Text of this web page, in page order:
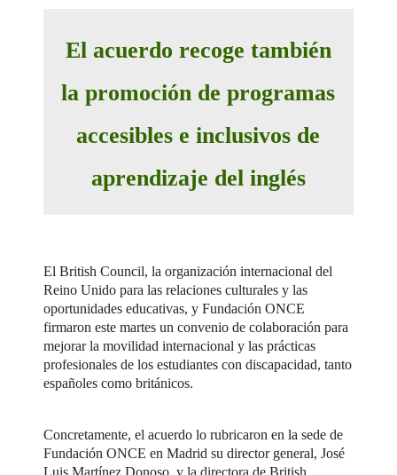
El acuerdo recoge también
la promoción de programas
accesibles e inclusivos de
aprendizaje del inglés
El British Council, la organización internacional del
Reino Unido para las relaciones culturales y las
oportunidades educativas, y Fundación ONCE
firmaron este martes un convenio de colaboración para
mejorar la movilidad internacional y las prácticas
profesionales de los estudiantes con discapacidad, tanto
españoles como británicos.
Concretamente, el acuerdo lo rubricaron en la sede de
Fundación ONCE en Madrid su director general, José
Luis Martínez Donoso, y la directora de British